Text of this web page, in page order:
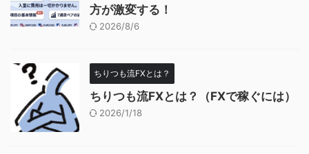
方が激変する！
2026/8/6
ちりつも流FXとは？
ちりつも流FXとは？（FXで稼ぐには）
2026/1/18